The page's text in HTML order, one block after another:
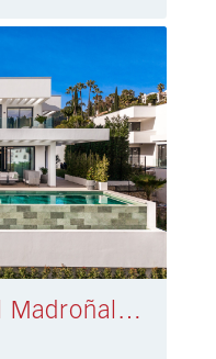
Vrijstaande villa El Madroñal € 7.000.000,-